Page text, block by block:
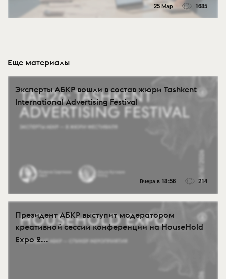
25 Мар 1685
Еще материалы
Эксперты АБКР вошли в состав жюри Tashkent
International Advertising Festival
Вчера в 18:56 214
Президент АБКР выступит модератором
креативной сессии конференции на HouseHold
Expo 2...